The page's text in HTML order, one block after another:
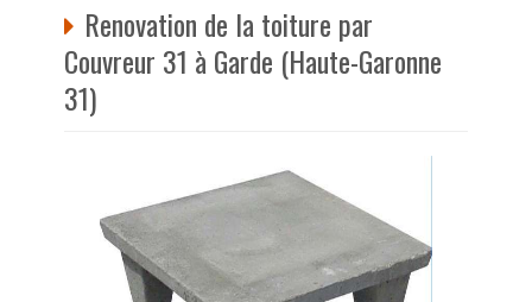
Renovation de la toiture par
Couvreur 31 à Garde (Haute-Garonne
31)